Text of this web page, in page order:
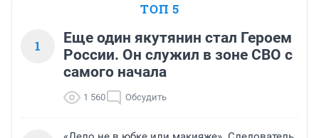
ТОП 5
1
Еще один якутянин стал Героем
России. Он служил в зоне СВО с
самого начала
1 560 Обсудить